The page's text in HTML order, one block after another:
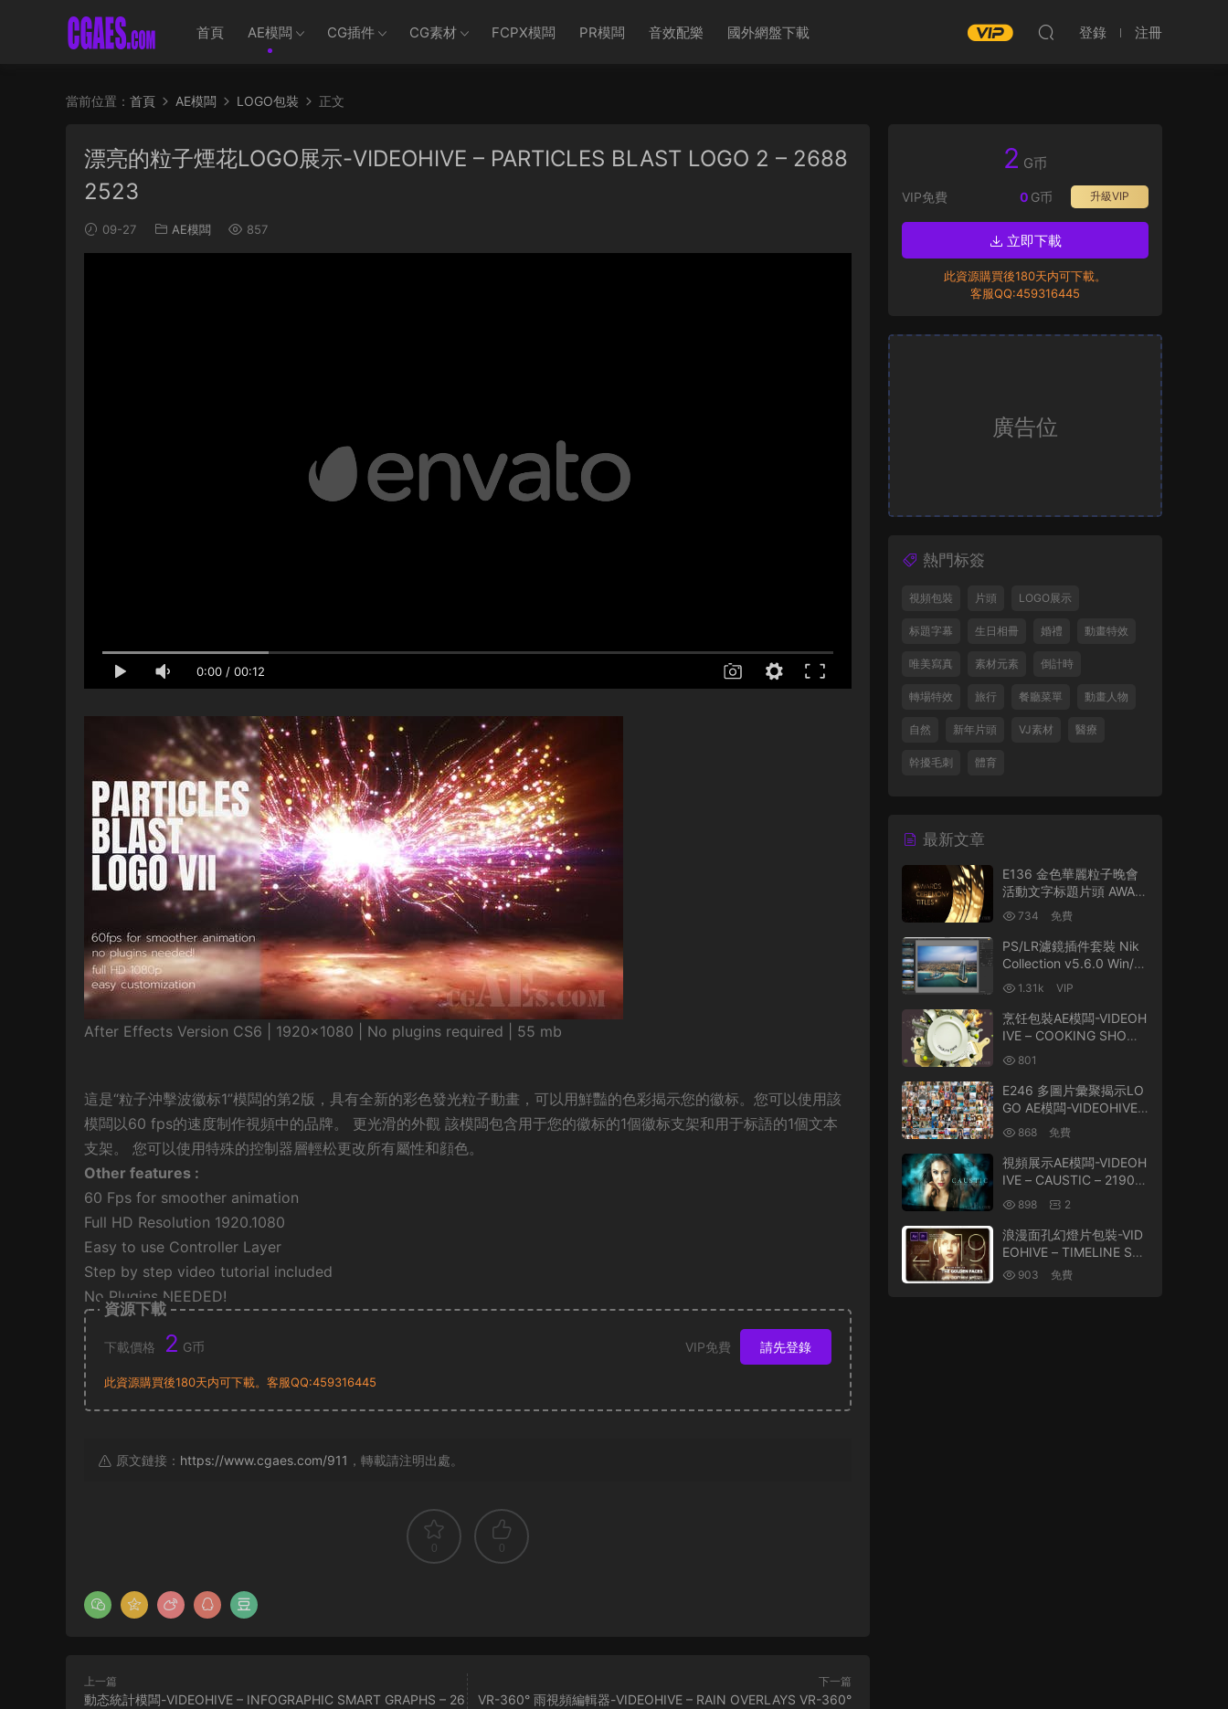
首頁 AE模闆 CG插件 CG素材 FCPX模闆 PR模闆 音效配樂 國外網盤下載 登錄 注冊
當前位置： 首頁 AE模闆 LOGO包裝 正文
漂亮的粒子煙花LOGO展示-VIDEOHIVE – PARTICLES BLAST LOGO 2 – 2688
2523
09-27 AE模闆 857
0:00 / 00:12
After Effects Version CS6 | 1920×1080 | No plugins required | 55 mb
這是“粒子沖擊波徽标1”模闆的第2版，具有全新的彩色發光粒子動畫，可以用鮮豔的色彩揭示您的徽标。您可以使用該
模闆以60 fps的速度制作視頻中的品牌。 更光滑的外觀 該模闆包含用于您的徽标的1個徽标支架和用于标語的1個文本
支架。 您可以使用特殊的控制器層輕松更改所有屬性和顔色。
Other features :
60 Fps for smoother animation
Full HD Resolution 1920.1080
Easy to use Controller Layer
Step by step video tutorial included
No Plugins NEEDED!
資源下載
下載價格 2 G币 VIP免費 請先登錄
此資源購買後180天内可下載。客服QQ:459316445
原文鏈接： https://www.cgaes.com/911 ，轉載請注明出處。
0 0
上一篇
動态統計模闆-VIDEOHIVE – INFOGRAPHIC SMART GRAPHS – 26
下一篇
VR-360° 雨視頻編輯器-VIDEOHIVE – RAIN OVERLAYS VR-360°
2 G币
VIP免費 升級VIP
0 G币
立即下載
此資源購買後180天内可下載。
客服QQ:459316445
廣告位
熱門标簽
視頻包裝 片頭 LOGO展示
标題字幕 生日相冊 婚禮 動畫特效
唯美寫真 素材元素 倒計時
轉場特效 旅行 餐廳菜單 動畫人物
自然 新年片頭 VJ素材 醫療
幹擾毛刺 體育
最新文章
E136 金色華麗粒子晚會
活動文字标題片頭 AWAR
DS CEREMONY TITLES
734 免費
PS/LR濾鏡插件套裝 Nik
Collection v5.6.0 Win/M
ac 中文破解版
1.31k VIP
烹饪包裝AE模闆-VIDEOH
IVE – COOKING SHOW –
25195310
801
E246 多圖片彙聚揭示LO
GO AE模闆-VIDEOHIVE 1
0 MOSAIC LOGO REVEA
LS
868 免費
視頻展示AE模闆-VIDEOH
IVE – CAUSTIC – 21903
185898 2
浪漫面孔幻燈片包裝-VID
EOHIVE – TIMELINE SLI
DESHOW GOLDEN FAC
903 免費